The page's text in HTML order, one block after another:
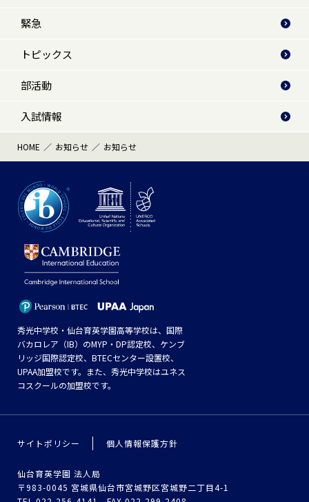
緊急
トピックス
部活動
入試情報
HOME お知らせ お知らせ
秀光中学校・仙台育英学園高等学校は、国際
バカロレア（IB）のMYP・DP認定校、ケンブ
リッジ国際認定校、BTECセンター設置校、
UPAA加盟校です。また、秀光中学校はユネス
コスクールの加盟校です。
サイトポリシー 個人情報保護方針
仙台育英学園 法人局
〒983-0045 宮城県仙台市宮城野区宮城野二丁目4-1